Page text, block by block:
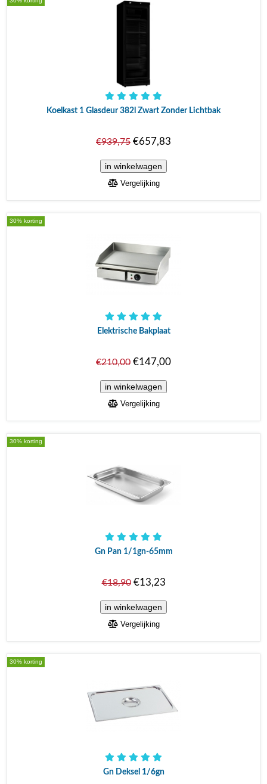
Koelkast 1 Glasdeur 382l Zwart Zonder Lichtbak
€939,75 €657,83
Vergelijking
30% korting
Elektrische Bakplaat
€210,00 €147,00
Vergelijking
30% korting
Gn Pan 1/1gn-65mm
€18,90€13,23
Vergelijking
30% korting
Gn Deksel 1/6gn